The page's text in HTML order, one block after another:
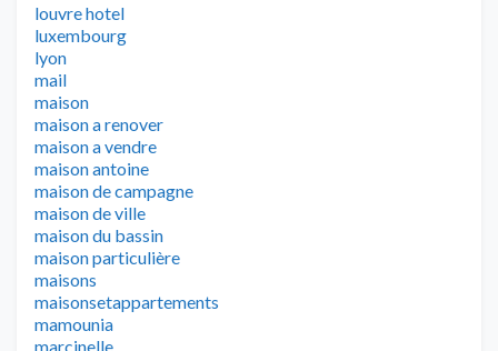
louvre hotel
luxembourg
lyon
mail
maison
maison a renover
maison a vendre
maison antoine
maison de campagne
maison de ville
maison du bassin
maison particulière
maisons
maisonsetappartements
mamounia
marcinelle